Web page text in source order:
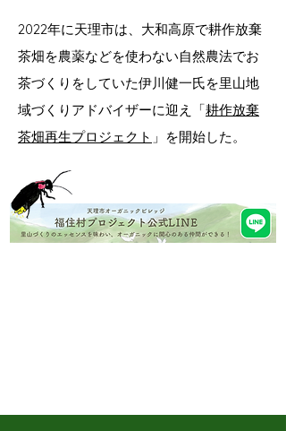
2022年に天理市は、大和高原で耕作放棄
茶畑を農薬などを使わない自然農法でお
茶づくりをしていた伊川健一氏を里山地
域づくりアドバイザーに迎え「耕作放棄
茶畑再生プロジェクト 」を開始した。